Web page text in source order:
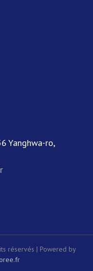
Yanghwa-ro,
réservés | Powered by